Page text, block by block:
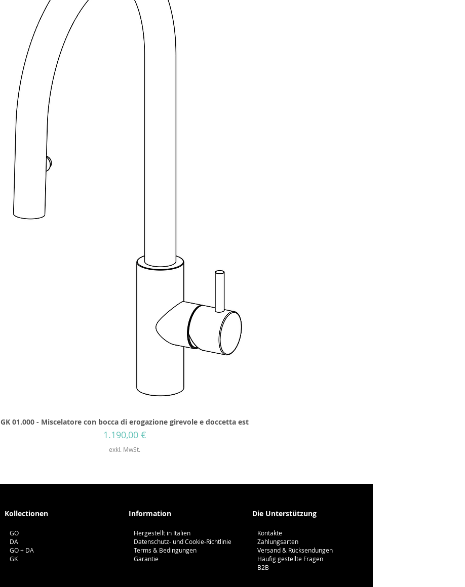
GK 01.000 - Miscelatore con bocca di erogazione girevole e doccetta est
Preis
1.190,00 €
exkl. MwSt.
Kollectionen
GO
DA
GO + DA
GK
Information
Hergestellt in Italien
Datenschutz- und Cookie-Richtlinie
Terms & Bedingungen
Garantie
Die Unterstützung
Kontakte
Zahlungsarten
Versand & Rücksendungen
Häufig gestellte Fragen
B2B